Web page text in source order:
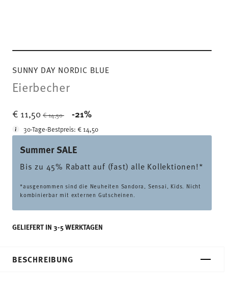
SUNNY DAY NORDIC BLUE
Eierbecher
€ 11,50 Price reduced from
€ 14,50 -21%
30-Tage-Bestpreis:€ 14,50
Summer SALE
Bis zu 45% Rabatt auf (fast) alle Kollektionen!*
*ausgenommen sind die Neuheiten Sandora, Sensai, Kids. Nicht
kombinierbar mit externen Gutscheinen.
GELIEFERT IN 3-5 WERKTAGEN
BESCHREIBUNG